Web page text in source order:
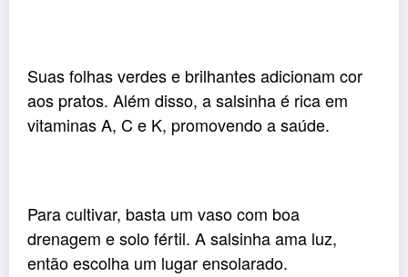
Suas folhas verdes e brilhantes adicionam cor
aos pratos. Além disso, a salsinha é rica em
vitaminas A, C e K, promovendo a saúde.
Para cultivar, basta um vaso com boa
drenagem e solo fértil. A salsinha ama luz,
então escolha um lugar ensolarado.